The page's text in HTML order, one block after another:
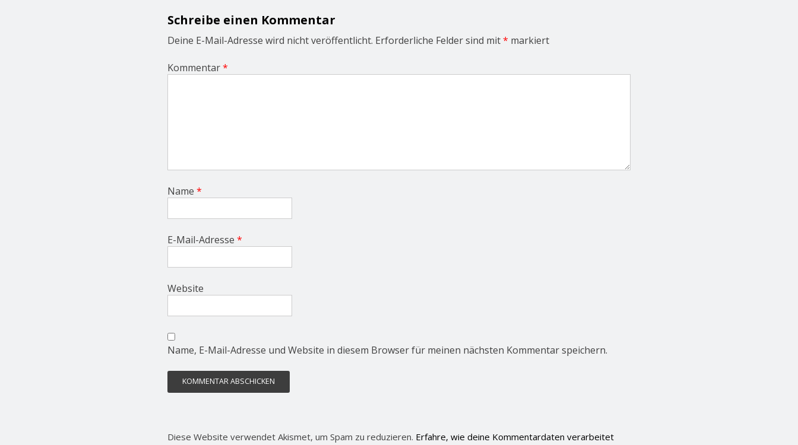
g
a
t
n
Schreibe einen Kommentar
Deine E-Mail-Adresse wird nicht veröffentlicht. Erforderliche Felder sind mit* markiert
Kommentar*
Name *
E-Mail-Adresse *
Website
Name, E-Mail-Adresse und Website in diesem Browser für meinen nächsten Kommentar speichern.
Diese Website verwendet Akismet, um Spam zu reduzieren. Erfahre, wie deine Kommentardaten verarbeitet